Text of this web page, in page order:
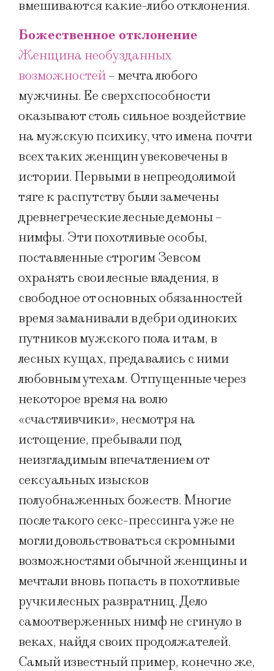
вмешиваются какие-либо отклонения.
Божественное отклонение
Женщина необузданных
возможностей– мечта любого
мужчины. Ее сверхспособности
оказывают столь сильное воздействие
на мужскую психику, что имена почти
всех таких женщин увековечены в
истории. Первыми в непреодолимой
тяге к распутству были замечены
древнегреческие лесные демоны –
нимфы. Эти похотливые особы,
поставленные строгим Зевсом
охранять свои лесные владения, в
свободное от основных обязанностей
время заманивали в дебри одиноких
путников мужского пола и там, в
лесных кущах, предавались с ними
любовным утехам. Отпущенные через
некоторое время на волю
«счастливчики», несмотря на
истощение, пребывали под
неизгладимым впечатлением от
сексуальных изысков
полуобнаженных божеств. Многие
после такого секс-прессинга уже не
могли довольствоваться скромными
возможностями обычной женщины и
мечтали вновь попасть в похотливые
ручки лесных развратниц. Дело
самоотверженных нимф не сгинуло в
веках, найдя своих продолжателей.
Самый известный пример, конечно же,